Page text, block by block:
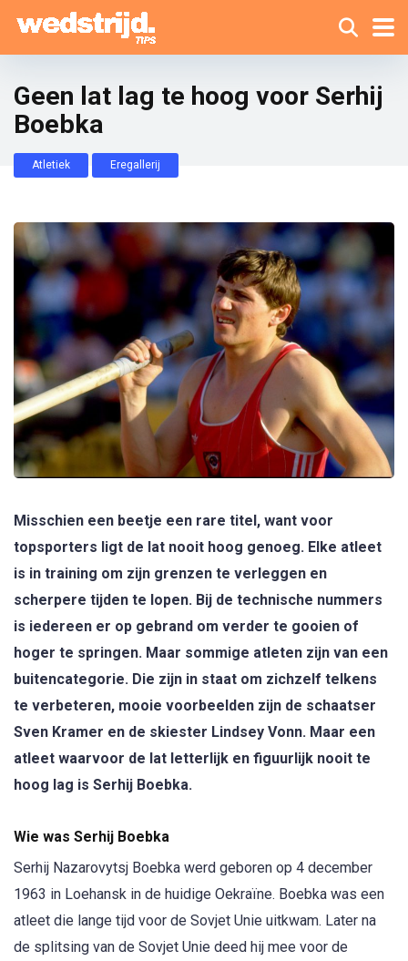
Geen lat lag te hoog voor Serhij
Boebka
Atletiek Eregallerij
Misschien een beetje een rare titel, want voor
topsporters ligt de lat nooit hoog genoeg. Elke atleet
is in training om zijn grenzen te verleggen en
scherpere tijden te lopen. Bij de technische nummers
is iedereen er op gebrand om verder te gooien of
hoger te springen. Maar sommige atleten zijn van een
buitencategorie. Die zijn in staat om zichzelf telkens
te verbeteren, mooie voorbeelden zijn de schaatser
Sven Kramer en de skiester Lindsey Vonn. Maar een
atleet waarvoor de lat letterlijk en figuurlijk nooit te
hoog lag is Serhij Boebka.
Wie was Serhij Boebka
Serhij Nazarovytsj Boebka werd geboren op 4 december
1963 in Loehansk in de huidige Oekraïne. Boebka was een
atleet die lange tijd voor de Sovjet Unie uitkwam. Later na
de splitsing van de Sovjet Unie deed hij mee voor de